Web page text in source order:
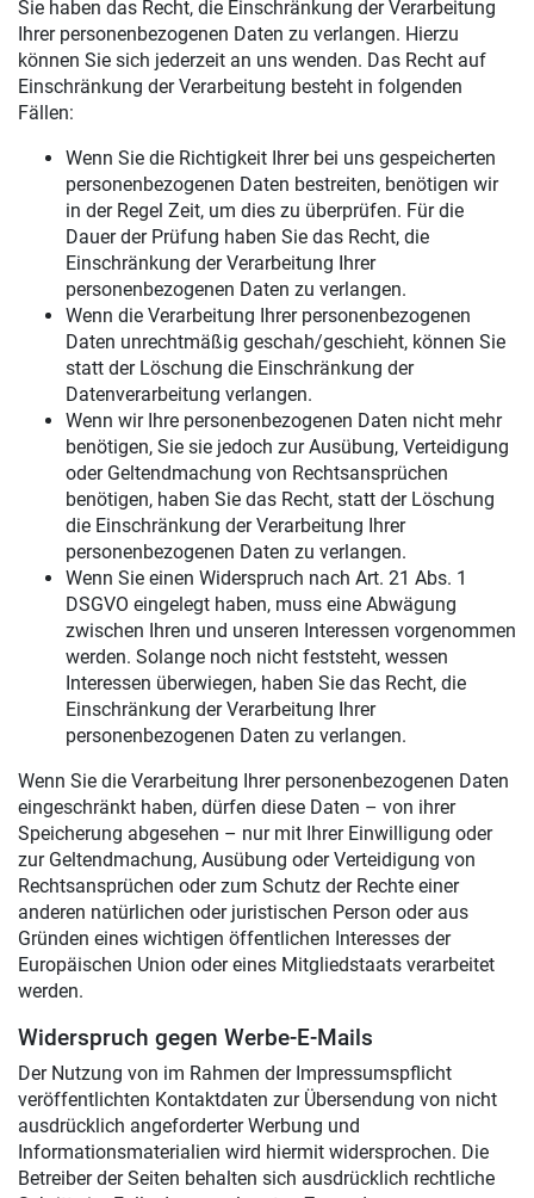
Sie haben das Recht, die Einschränkung der Verarbeitung
Ihrer personenbezogenen Daten zu verlangen. Hierzu
können Sie sich jederzeit an uns wenden. Das Recht auf
Einschränkung der Verarbeitung besteht in folgenden
Fällen:
Wenn Sie die Richtigkeit Ihrer bei uns gespeicherten
personenbezogenen Daten bestreiten, benötigen wir
in der Regel Zeit, um dies zu überprüfen. Für die
Dauer der Prüfung haben Sie das Recht, die
Einschränkung der Verarbeitung Ihrer
personenbezogenen Daten zu verlangen.
Wenn die Verarbeitung Ihrer personenbezogenen
Daten unrechtmäßig geschah/geschieht, können Sie
statt der Löschung die Einschränkung der
Datenverarbeitung verlangen.
Wenn wir Ihre personenbezogenen Daten nicht mehr
benötigen, Sie sie jedoch zur Ausübung, Verteidigung
oder Geltendmachung von Rechtsansprüchen
benötigen, haben Sie das Recht, statt der Löschung
die Einschränkung der Verarbeitung Ihrer
personenbezogenen Daten zu verlangen.
Wenn Sie einen Widerspruch nach Art. 21 Abs. 1
DSGVO eingelegt haben, muss eine Abwägung
zwischen Ihren und unseren Interessen vorgenommen
werden. Solange noch nicht feststeht, wessen
Interessen überwiegen, haben Sie das Recht, die
Einschränkung der Verarbeitung Ihrer
personenbezogenen Daten zu verlangen.
Wenn Sie die Verarbeitung Ihrer personenbezogenen Daten
eingeschränkt haben, dürfen diese Daten – von ihrer
Speicherung abgesehen – nur mit Ihrer Einwilligung oder
zur Geltendmachung, Ausübung oder Verteidigung von
Rechtsansprüchen oder zum Schutz der Rechte einer
anderen natürlichen oder juristischen Person oder aus
Gründen eines wichtigen öffentlichen Interesses der
Europäischen Union oder eines Mitgliedstaats verarbeitet
werden.
Widerspruch gegen Werbe-E-Mails
Der Nutzung von im Rahmen der Impressumspflicht
veröffentlichten Kontaktdaten zur Übersendung von nicht
ausdrücklich angeforderter Werbung und
Informationsmaterialien wird hiermit widersprochen. Die
Betreiber der Seiten behalten sich ausdrücklich rechtliche